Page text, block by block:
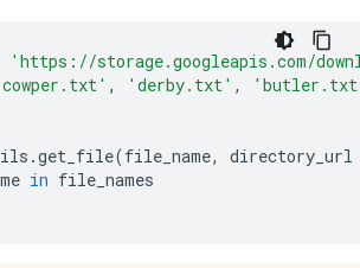
'https://storage.googleapis.com/
, 'derby.txt' ,
.get_file(file_name,
directory_url
in file_names